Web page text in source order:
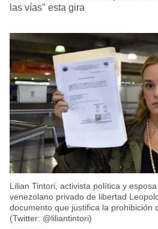
las vías" esta gira
Lilian Tintori, activista política y
venezolano privado de libertad
documento que justifica la prohibición
(Twitter: @liliantintori)